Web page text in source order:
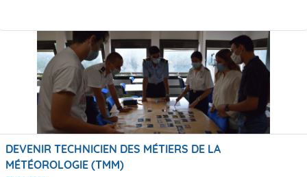
DEVENIR TECHNICIEN DES MÉTIERS DE LA
MÉTÉOROLOGIE (TMM)